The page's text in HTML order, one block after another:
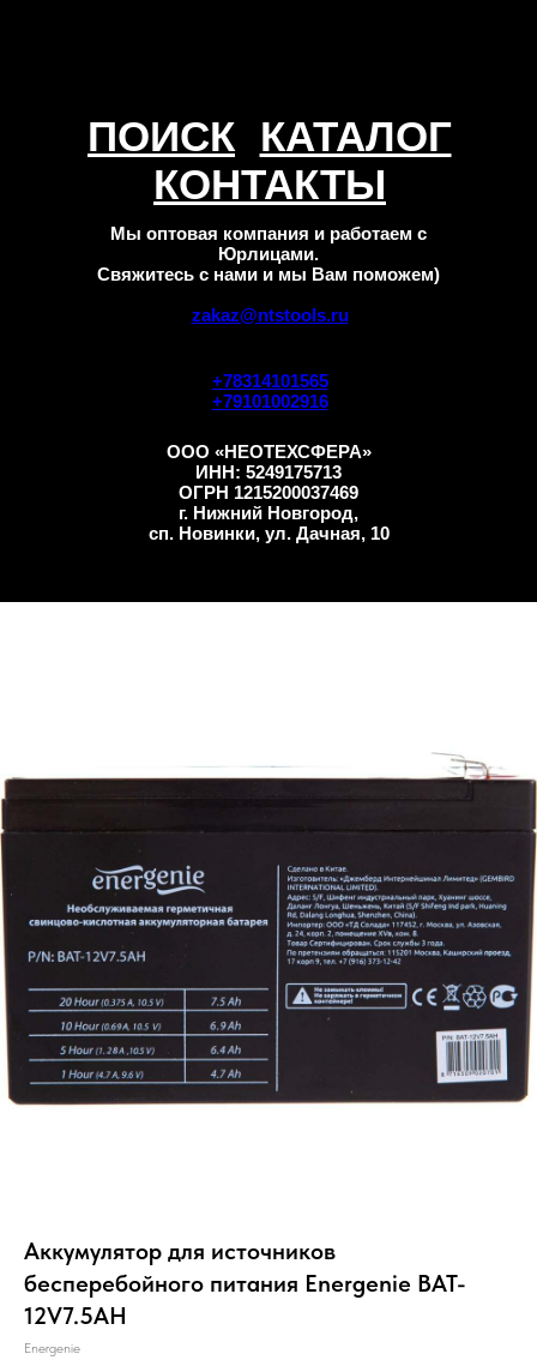
КОНТАКТЫ
ПОИСК
+78314101565
+79101002916
zakaz@ntstools.ru
КАТАЛОГ
ООО «НЕОТЕХСФЕРА»
ИНН: 5249175713
ОГРН 1215200037469
г. Нижний Новгород,
сп. Новинки, ул. Дачная, 10
Мы оптовая компания и работаем с
Юрлицами.
Свяжитесь с нами и мы Вам поможем)
Аккумулятор для источников
бесперебойного питания Energenie BAT-
12V7.5AH
Energenie